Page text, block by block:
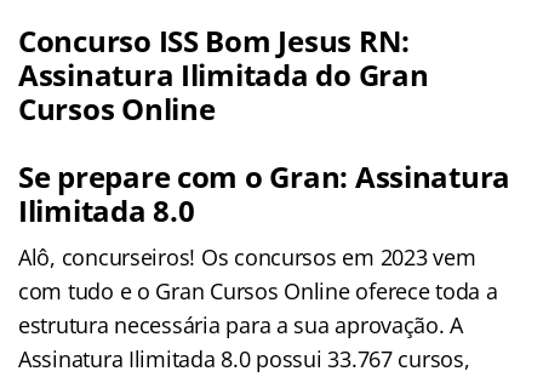
Concurso ISS Bom Jesus RN:
Assinatura Ilimitada do Gran
Cursos Online
Se prepare com o Gran: Assinatura
Ilimitada 8.0
Alô, concurseiros! Os concursos em 2023 vem
com tudo e o Gran Cursos Online oferece toda a
estrutura necessária para a sua aprovação. A
Assinatura Ilimitada 8.0 possui 33.767 cursos,